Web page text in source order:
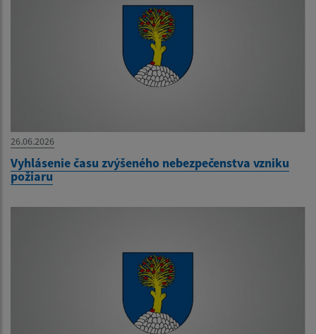
26.06.2026
Vyhlásenie času zvýšeného nebezpečenstva vzniku
požiaru